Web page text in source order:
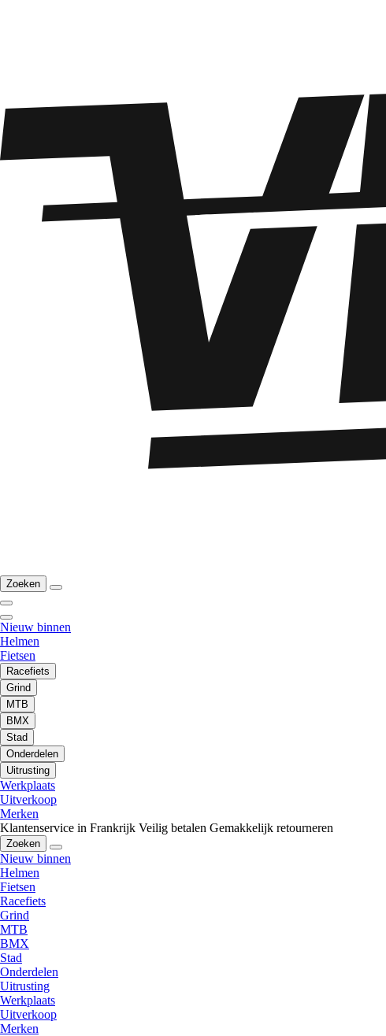
Zoeken
Nieuw binnen
Helmen
Fietsen
Racefiets
Grind
MTB
BMX
Stad
Onderdelen
Uitrusting
Werkplaats
Uitverkoop
Merken
Klantenservice in Frankrijk Veilig betalen Gemakkelijk retourneren
Zoeken
Nieuw binnen
Helmen
Fietsen
Racefiets
Grind
MTB
BMX
Stad
Onderdelen
Uitrusting
Werkplaats
Uitverkoop
Merken